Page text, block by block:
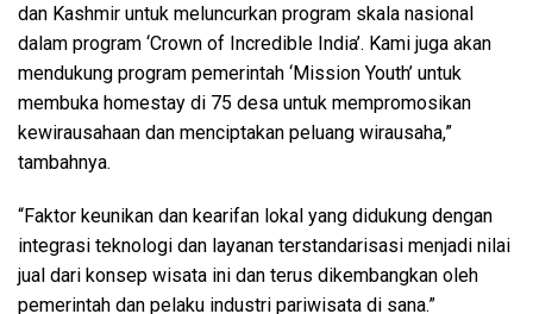
dan Kashmir untuk meluncurkan program skala nasional
dalam program ‘Crown of Incredible India’. Kami juga akan
mendukung program pemerintah ‘Mission Youth’ untuk
membuka homestay di 75 desa untuk mempromosikan
kewirausahaan dan menciptakan peluang wirausaha,”
tambahnya.
“Faktor keunikan dan kearifan lokal yang didukung dengan
integrasi teknologi dan layanan terstandarisasi menjadi nilai
jual dari konsep wisata ini dan terus dikembangkan oleh
pemerintah dan pelaku industri pariwisata di sana.”